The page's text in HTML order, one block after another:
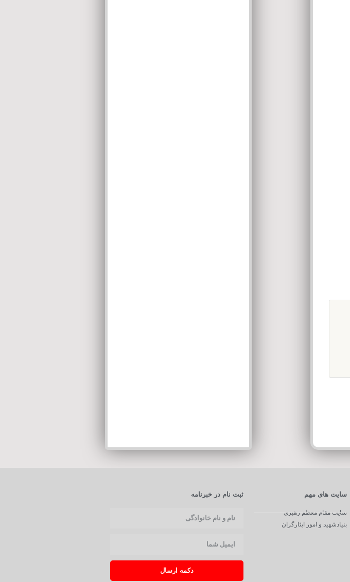
سایت های مهم
سایت مقام معظم رهبری
بنیادشهید و امور ایثارگران
ثبت نام در خبرنامه
دکمه ارسال